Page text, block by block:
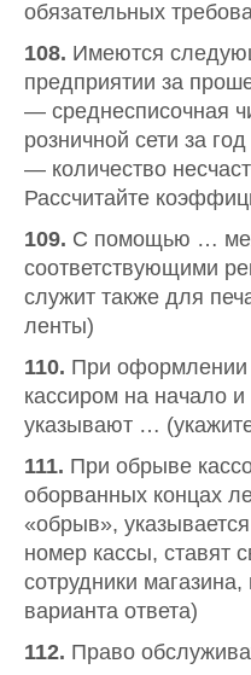
обязательных
108. Имеются
предприятии за
— среднесписочная
розничной сети за
— количество
Рассчитайте
109. С помощью …
соответствующими
служит также для
ленты)
110. При оформлении
кассиром на начало
указывают …
111. При обрыве
оборванных концах
«обрыв»,
номер кассы, ставят
сотрудники
варианта ответа)
112. Право